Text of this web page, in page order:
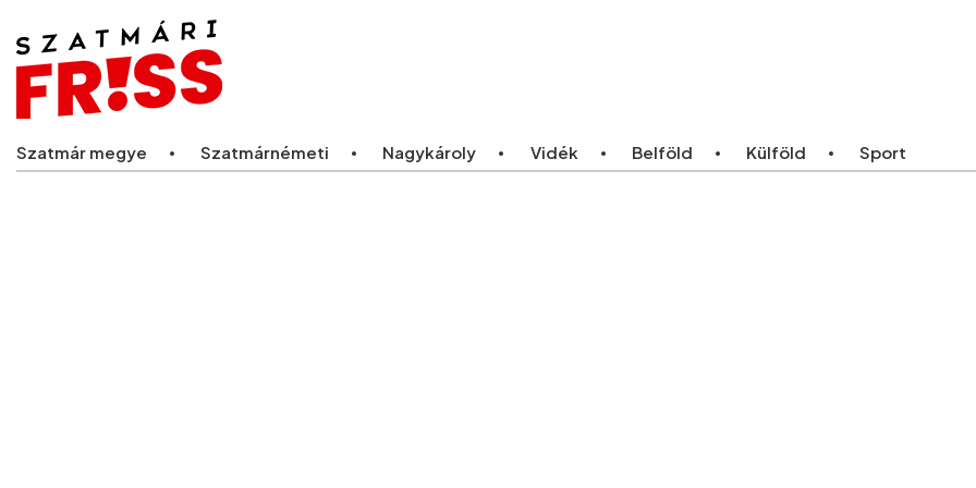
Szatmár megye Szatmárnémeti Nagykároly Vidék Belföld Külföld Sport